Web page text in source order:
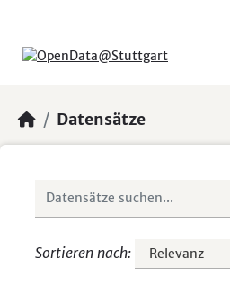
Datensätze
Sortieren nach